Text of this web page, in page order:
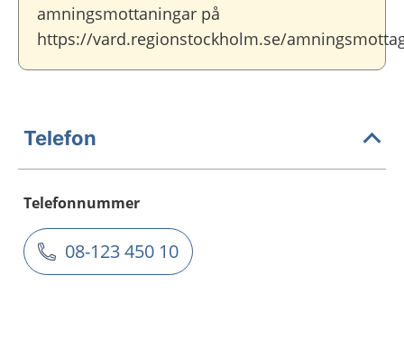
amningsmottaningar på
https://vard.regionstockholm.se/
Telefon
Telefonnummer
08-123 450 10